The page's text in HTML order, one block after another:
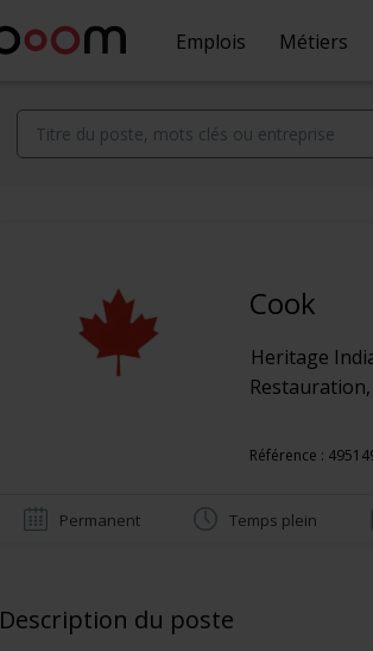
Emplois Métiers
Cook
Heritage
Référence :
Permanent Temps plein
Description du poste